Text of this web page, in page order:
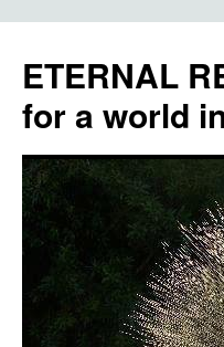
ETERNAL
for a world